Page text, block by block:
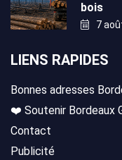
bois
7
LIENS RAPIDES
Bonnes adresses
❤️ Soutenir Bordeaux
Contact
Publicité